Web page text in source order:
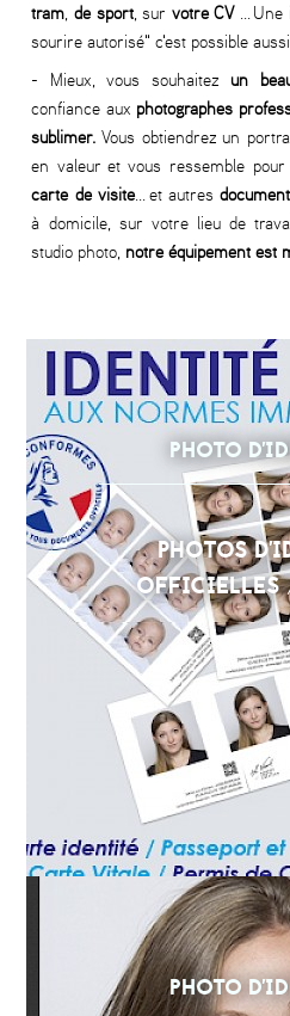
tram, de sport, sur votre CV... Une
sourire autorisé" c'est possible
- Mieux, vous souhaitezun
confiance aux photographes
sublimer. Vous obtiendrez un
en valeur et vous ressemble
carte de visite... et autres
à domicile, sur votre lieu de
studio photo, notre équipement est
PHOTO
PHOTOS
OFFICIELLES
PHOTO